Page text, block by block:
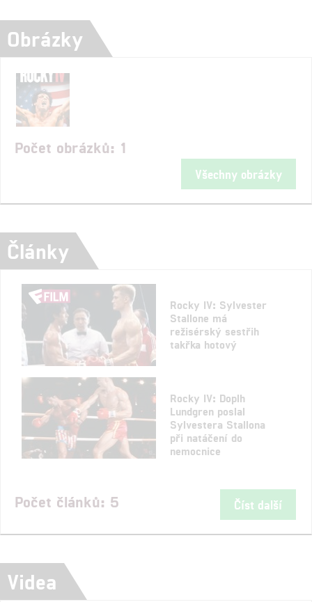
Obrázky
Počet obrázků: 1
Všechny obrázky
Články
Rocky IV: Sylvester
Stallone má
režisérský sestřih
takřka hotový
Rocky IV: Doplh
Lundgren poslal
Sylvestera Stallona
při natáčení do
nemocnice
Počet článků: 5 Číst další
Videa